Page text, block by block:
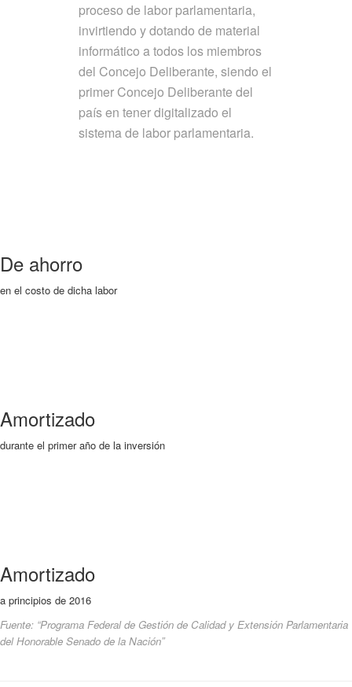
proceso de labor parlamentaria,
invirtiendo y dotando de material
informático a todos los miembros
del Concejo Deliberante, siendo el
primer Concejo Deliberante del
país en tener digitalizado el
sistema de labor parlamentaria.
De ahorro
en el costo de dicha labor
Amortizado
durante el primer año de la inversión
Amortizado
a principios de 2016
Fuente: “Programa Federal de Gestión de Calidad y Extensión Parlamentaria
del Honorable Senado de la Nación”